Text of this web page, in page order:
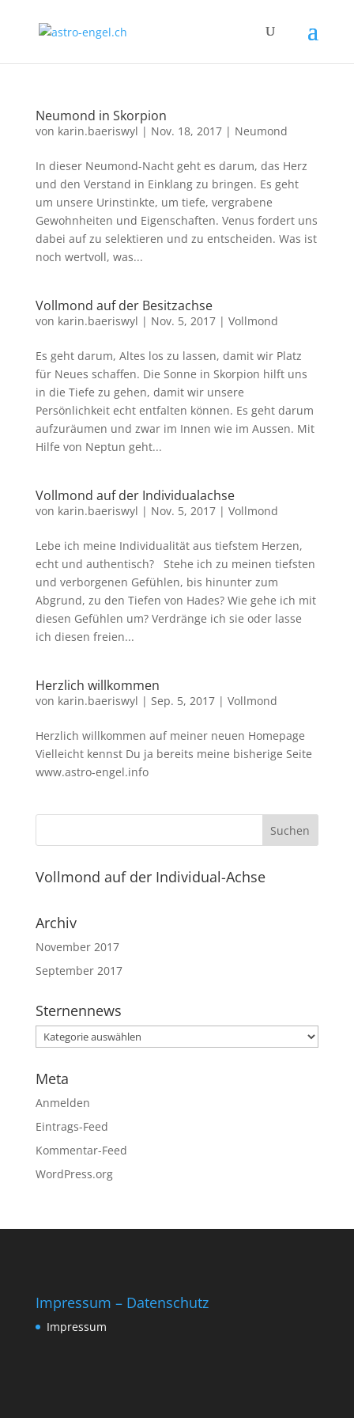
Neumond in Skorpion
von karin.baeriswyl | Nov. 18, 2017| Neumond
In dieser Neumond-Nacht geht es darum, das Herz
und den Verstand in Einklang zu bringen. Es geht
um unsere Urinstinkte, um tiefe, vergrabene
Gewohnheiten und Eigenschaften. Venus fordert uns
dabei auf zu selektieren und zu entscheiden. Was ist
noch wertvoll, was...
Vollmond auf der Besitzachse
von karin.baeriswyl | Nov. 5, 2017| Vollmond
Es geht darum, Altes los zu lassen, damit wir Platz
für Neues schaffen. Die Sonne in Skorpion hilft uns
in die Tiefe zu gehen, damit wir unsere
Persönlichkeit echt entfalten können. Es geht darum
aufzuräumen und zwar im Innen wie im Aussen. Mit
Hilfe von Neptun geht...
Vollmond auf der Individualachse
von karin.baeriswyl | Nov. 5, 2017| Vollmond
Lebe ich meine Individualität aus tiefstem Herzen,
echt und authentisch? Stehe ich zu meinen tiefsten
und verborgenen Gefühlen, bis hinunter zum
Abgrund, zu den Tiefen von Hades? Wie gehe ich mit
diesen Gefühlen um? Verdränge ich sie oder lasse
ich diesen freien...
Herzlich willkommen
von karin.baeriswyl | Sep. 5, 2017| Vollmond
Herzlich willkommen auf meiner neuen Homepage
Vielleicht kennst Du ja bereits meine bisherige Seite
www.astro-engel.info
Vollmond auf der Individual-Achse
Archiv
November 2017
September 2017
Sternennews
Sternennews
Meta
Anmelden
Eintrags-Feed
Kommentar-Feed
WordPress.org
Impressum – Datenschutz
Impressum